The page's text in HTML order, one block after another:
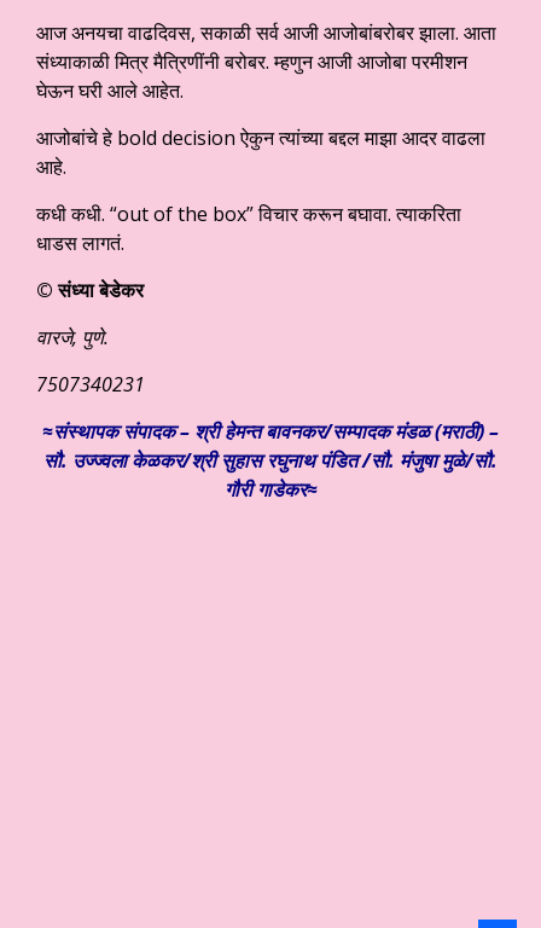
आज अनयचा वाढदिवस, सकाळी सर्व आजी आजोबांबरोबर झाला. आता
संध्याकाळी मित्र मैत्रिणींनी बरोबर. म्हणुन आजी आजोबा परमीशन
घेऊन घरी आले आहेत.
आजोबांचे हे bold decision ऐकुन त्यांच्या बद्दल माझा आदर वाढला
आहे.
कधी कधी. “out of the box” विचार करून बघावा. त्याकरिता
धाडस लागतं.
© संध्या बेडेकर
वारजे, पुणे.
7507340231
≈संस्थापक संपादक – श्री हेमन्त बावनकर/सम्पादक मंडळ (मराठी) –
सौ. उज्ज्वला केळकर/श्री सुहास रघुनाथ पंडित /सौ. मंजुषा मुळे/सौ.
गौरी गाडेकर≈